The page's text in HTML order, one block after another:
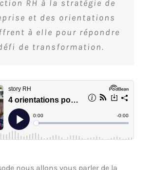
RH à la stratégie de
et des orientations
à elle pour répondre
de transformation.
nous allons vous parler de la